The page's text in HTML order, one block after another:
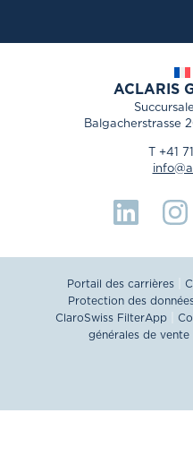
ACLARIS
Balgacherstrasse
T +41
Portail des carrières
Protection des
ClaroSwiss FilterApp|
générales de vente|